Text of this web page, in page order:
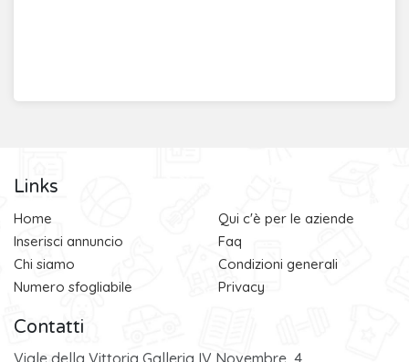
Links
Home
Inserisci annuncio
Chi siamo
Numero sfogliabile
Qui c'è per le aziende
Faq
Condizioni generali
Privacy
Contatti